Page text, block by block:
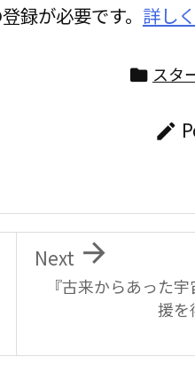
録が必要です。 詳し
 スタ

『古来からあった
援を

Next